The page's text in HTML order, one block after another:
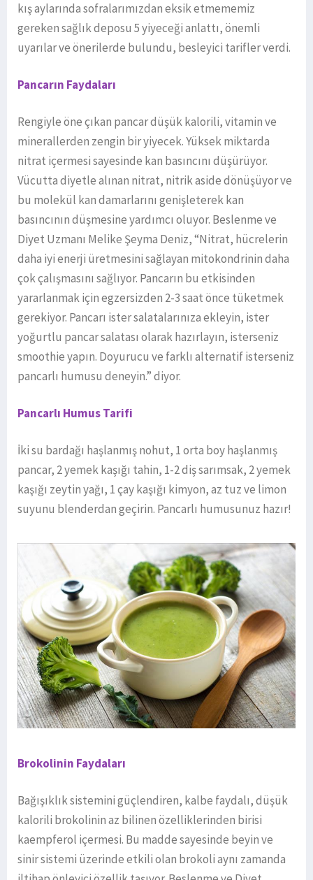
kış aylarında sofralarımızdan eksik etmememiz
gereken sağlık deposu 5 yiyeceği anlattı, önemli
uyarılar ve önerilerde bulundu, besleyici tarifler verdi.
Pancarın Faydaları
Rengiyle öne çıkan pancar düşük kalorili, vitamin ve
minerallerden zengin bir yiyecek. Yüksek miktarda
nitrat içermesi sayesinde kan basıncını düşürüyor.
Vücutta diyetle alınan nitrat, nitrik aside dönüşüyor ve
bu molekül kan damarlarını genişleterek kan
basıncının düşmesine yardımcı oluyor. Beslenme ve
Diyet Uzmanı Melike Şeyma Deniz, “Nitrat, hücrelerin
daha iyi enerji üretmesini sağlayan mitokondrinin daha
çok çalışmasını sağlıyor. Pancarın bu etkisinden
yararlanmak için egzersizden 2-3 saat önce tüketmek
gerekiyor. Pancarı ister salatalarınıza ekleyin, ister
yoğurtlu pancar salatası olarak hazırlayın, isterseniz
smoothie yapın. Doyurucu ve farklı alternatif isterseniz
pancarlı humusu deneyin.” diyor.
Pancarlı Humus Tarifi
İki su bardağı haşlanmış nohut, 1 orta boy haşlanmış
pancar, 2 yemek kaşığı tahin, 1-2 diş sarımsak, 2 yemek
kaşığı zeytin yağı, 1 çay kaşığı kimyon, az tuz ve limon
suyunu blenderdan geçirin. Pancarlı humusunuz hazır!
Brokolinin Faydaları
Bağışıklık sistemini güçlendiren, kalbe faydalı, düşük
kalorili brokolinin az bilinen özelliklerinden birisi
kaempferol içermesi. Bu madde sayesinde beyin ve
sinir sistemi üzerinde etkili olan brokoli aynı zamanda